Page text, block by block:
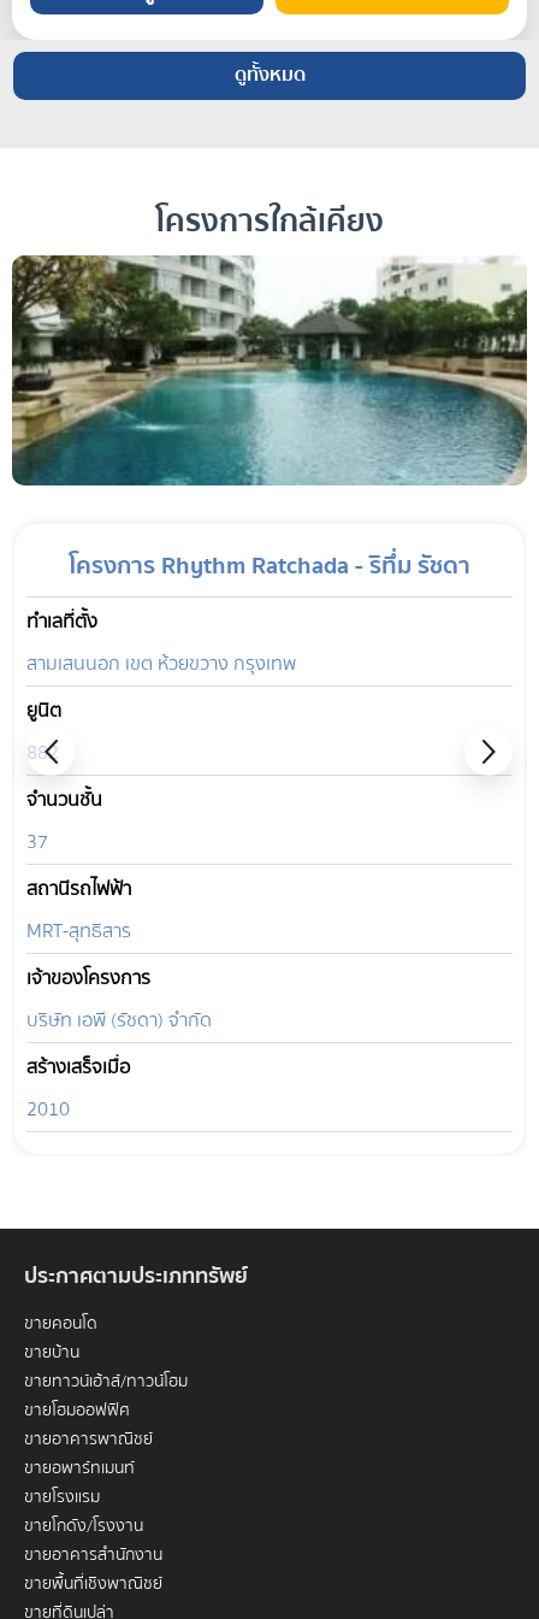
ดูทั้งหมด
โครงการใกล้เคียง
โครงการ Rhythm Ratchada - ริทึ่ม รัชดา
ทำเลที่ตั้ง
สามเสนนอก เขต ห้วยขวาง กรุงเทพ
ยูนิต
882
จำนวนชั้น
37
สถานีรถไฟฟ้า
MRT-สุทธิสาร
เจ้าของโครงการ
บริษัท เอพี (รัชดา) จำกัด
สร้างเสร็จเมื่อ
2010
ประกาศตามประเภททรัพย์
ขายคอนโด
ขายบ้าน
ขายทาวน์เฮ้าส์/ทาวน์โฮม
ขายโฮมออฟฟิศ
ขายอาคารพาณิชย์
ขายอพาร์ทเมนท์
ขายโรงแรม
ขายโกดัง/โรงงาน
ขายอาคารสำนักงาน
ขายพื้นที่เชิงพาณิชย์
ขายที่ดินเปล่า